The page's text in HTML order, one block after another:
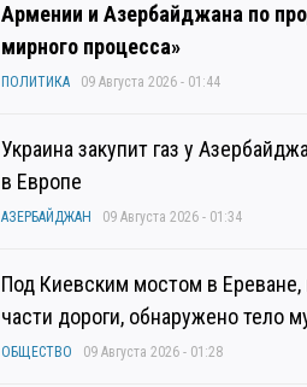
Армении и Азербайджана по
мирного процесса»
ПОЛИТИКА 09 Августа 2026 - 01:44
Украина закупит газ у
в Европе
АЗЕРБАЙДЖАН 09 Августа 2026 - 01:34
Под Киевским мостом в Ереване,
части дороги, обнаружено тело
ОБЩЕСТВО 09 Августа 2026 - 01:28